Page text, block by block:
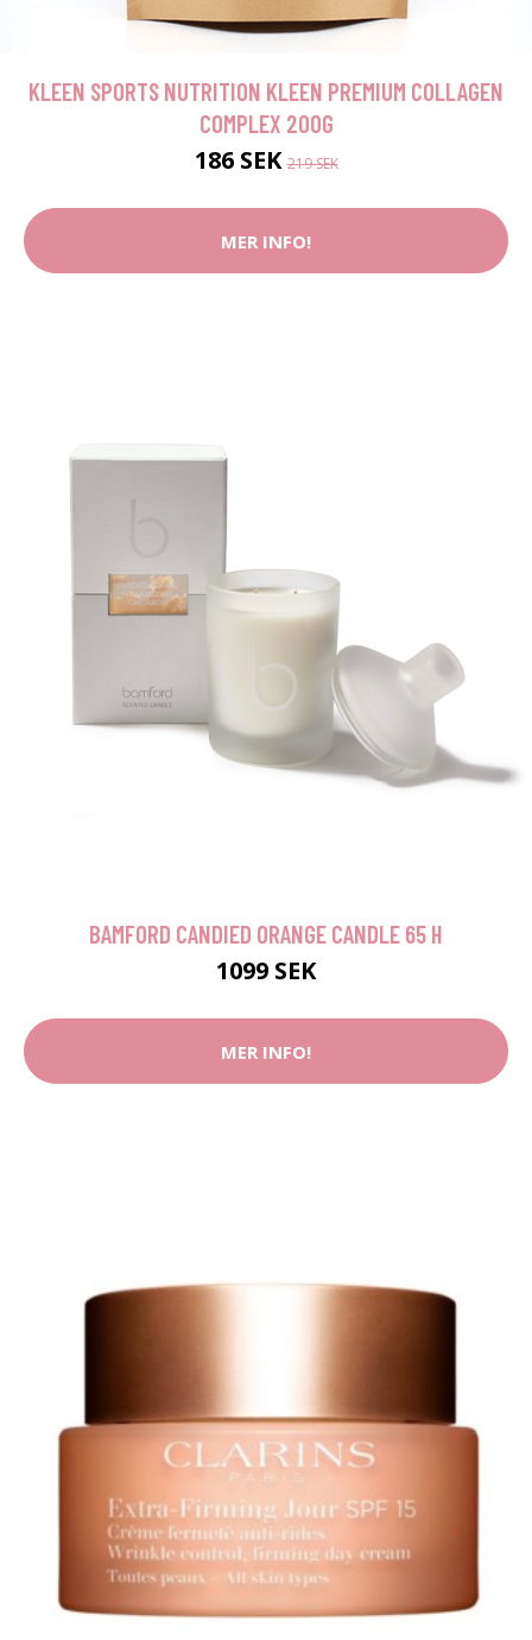
KLEEN SPORTS NUTRITION KLEEN PREMIUM COLLAGEN
COMPLEX 200G
186 SEK219 SEK
MER INFO!
BAMFORD CANDIED ORANGE CANDLE 65 H
1099 SEK
MER INFO!